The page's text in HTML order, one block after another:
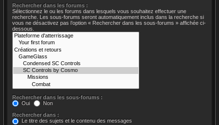
Rechercher dans les forums :
Sélectionnez le ou les forums dans lesquels vous souhaitez effectuer une
recherche. Les sous-forums seront automatiquement inclus dans la recherche si
vous ne désactivez pas l’option « Rechercher dans les sous-forums » affichée ci-
dessous.
Rechercher dans les sous-forums :
Oui
Non
Rechercher dans :
Le titre des sujets et le contenu des messages